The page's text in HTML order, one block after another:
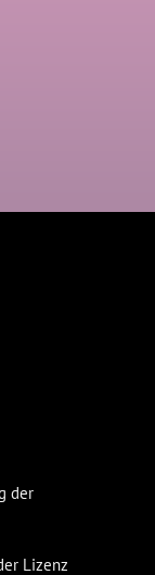
der
Lizenz